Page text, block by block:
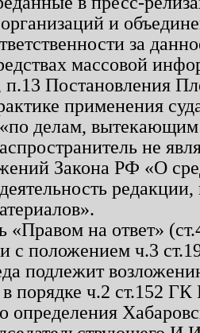
и
за
массовой
п.13 Постановления
применения
делам, вытекающим
не
Закона РФ «О
«Правом на ответ»
с положением ч.3
подлежит
порядке ч.2 ст.152
определения